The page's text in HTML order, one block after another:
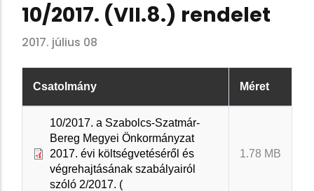
10/2017. (VII.8.) rendelet
2017. július 08
Csatolmány Méret
10/2017. a Szabolcs-Szatmár-
Bereg Megyei Önkormányzat
2017. évi költségvetéséről és
végrehajtásának szabályairól
szóló 2/2017. (
1.78 MB